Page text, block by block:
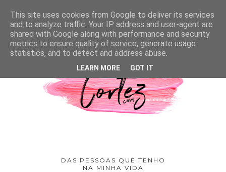
DAS PESSOAS QUE TENHO
NA MINHA VIDA
This site uses cookies from Google to deliver its services
and to analyze traffic. Your IP address and user-agent are
shared with Google along with performance and security
metrics to ensure quality of service, generate usage
statistics, and to detect and address abuse.
LEARN MORE GOT IT